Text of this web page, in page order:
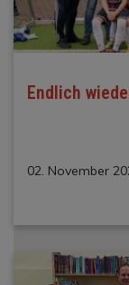
Endlich
02. November